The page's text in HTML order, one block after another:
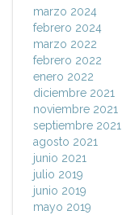
marzo 2024
febrero 2024
marzo 2022
febrero 2022
enero 2022
diciembre 2021
noviembre 2021
septiembre 2021
agosto 2021
junio 2021
julio 2019
junio 2019
mayo 2019